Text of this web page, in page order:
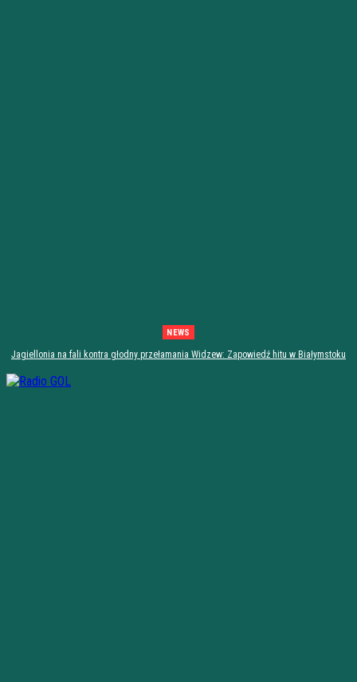
NEWS
Jagiellonia na fali kontra głodny przełamania Widzew: Zapowiedź hitu w Białymstoku